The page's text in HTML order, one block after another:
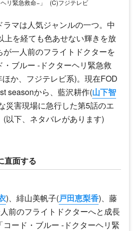
リ緊急救命−」 (C)フジテレビ
マは人気ジャンルの一つ。中
上を経ても色あせない輝きを放
一人前のフライトドクターを
ブルー -ドクターヘリ緊急救
か、フジテレビ系)。現在FOD
seasonから、藍沢耕作(山下智
災害現場に急行した第5話のエ
(以下、ネタバレがあります)
直面する
)、緋山美帆子(戸田恵梨香)、藤
前のフライトドクターへと成長
コード・ブルー -ドクターヘリ緊